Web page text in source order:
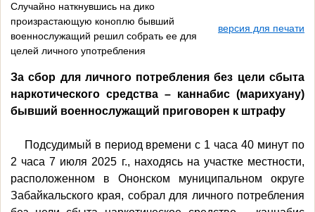
Случайно наткнувшись на дико
произрастающую коноплю бывший
военнослужащий решил собрать ее для
целей личного употребления
версия для печати
За сбор для личного потребления без цели сбыта
наркотического средства – каннабис (марихуану)
бывший военнослужащий приговорен к штрафу
Подсудимый в период времени с 1 часа 40 минут по
2 часа 7 июля 2025 г., находясь на участке местности,
расположенном в Ононском муниципальном округе
Забайкальского края, собрал для личного потребления